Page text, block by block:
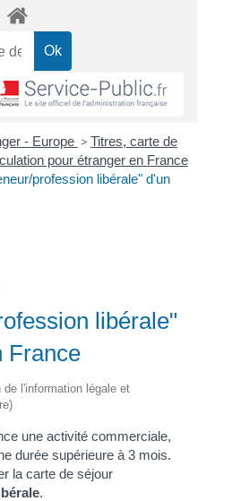
- Europe > Titres, carte de
pour étranger en France
profession libérale" d'un
libérale"
France
l'information légale et
une activité commerciale,
durée supérieure à 3 mois.
la carte de séjour
.